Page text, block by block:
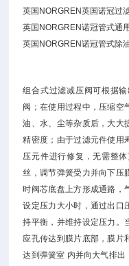
英国NORGREN英国诺冠过
英国NORGREN诺冠管式通
英国NORGREN诺冠管式除
组合式过滤减压阀可根据
阀；在使用过程中，压缩空
油、水、尘等杂质后，大大
精密度；由于过滤元件使用
压元件进行修复，无需整
丝，调节弹簧受力并向下压
时阀芯底盘上方形成通路，
设定压力大小时，通过出口
持平衡，并维持设定压力。
应孔传达到膜片底部，膜片
达到弹簧室 内并向大气排出